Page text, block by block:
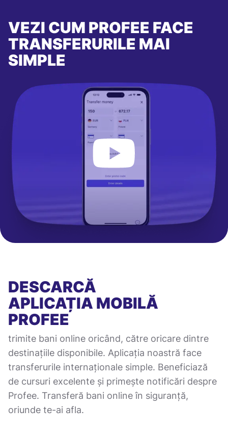
VEZI CUM PROFEE FACE
TRANSFERURILE MAI
SIMPLE
DESCARCĂ
APLICAȚIA MOBILĂ
PROFEE
trimite bani online oricând, către oricare dintre
destinațiile disponibile. Aplicația noastră face
transferurile internaționale simple. Beneficiază
de cursuri excelente și primește notificări despre
Profee. Transferă bani online în siguranță,
oriunde te-ai afla.